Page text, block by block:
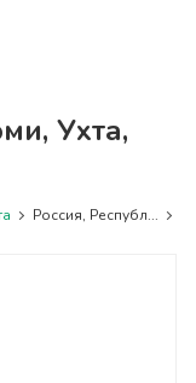
Ухта,
Россия, Республ...